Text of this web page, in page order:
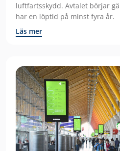
luftfartsskydd. Avtalet börjar
har en löptid på minst fyra år.
Läs mer